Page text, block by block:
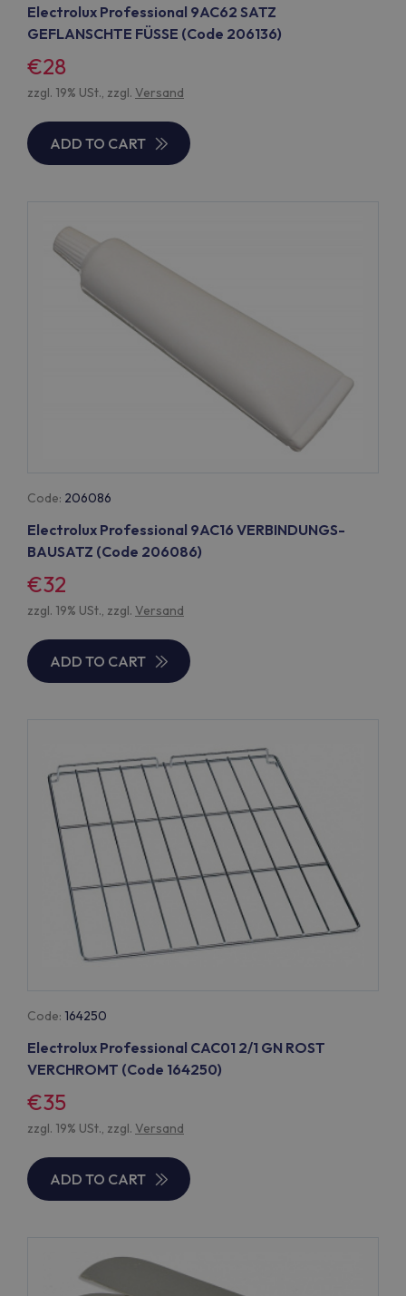
Electrolux Professional 9AC62 SATZ
GEFLANSCHTE FÜSSE (Code 206136)
€28
zzgl. 19% USt., zzgl. Versand
ADD TO CART
Code: 206086
Electrolux Professional 9AC16 VERBINDUNGS-
BAUSATZ (Code 206086)
€32
zzgl. 19% USt., zzgl. Versand
ADD TO CART
Code: 164250
Electrolux Professional CAC01 2/1 GN ROST
VERCHROMT (Code 164250)
€35
zzgl. 19% USt., zzgl. Versand
ADD TO CART